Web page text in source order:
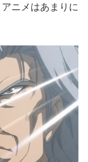
ニメはあまりに